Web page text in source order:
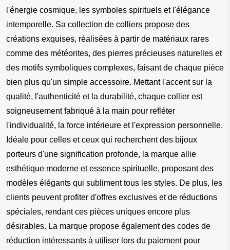
l'énergie cosmique, les symboles spirituels et l'élégance
intemporelle. Sa collection de colliers propose des
créations exquises, réalisées à partir de matériaux rares
comme des météorites, des pierres précieuses naturelles et
des motifs symboliques complexes, faisant de chaque pièce
bien plus qu'un simple accessoire. Mettant l'accent sur la
qualité, l'authenticité et la durabilité, chaque collier est
soigneusement fabriqué à la main pour refléter
l'individualité, la force intérieure et l'expression personnelle.
Idéale pour celles et ceux qui recherchent des bijoux
porteurs d'une signification profonde, la marque allie
esthétique moderne et essence spirituelle, proposant des
modèles élégants qui subliment tous les styles. De plus, les
clients peuvent profiter d'offres exclusives et de réductions
spéciales, rendant ces pièces uniques encore plus
désirables. La marque propose également des codes de
réduction intéressants à utiliser lors du paiement pour